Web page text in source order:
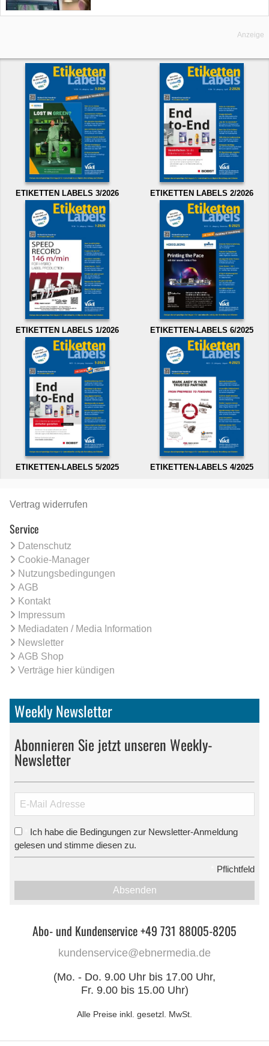
Anzeige
ETIKETTEN LABELS 3/2026 ETIKETTEN LABELS 2/2026
ETIKETTEN LABELS 1/2026 ETIKETTEN-LABELS 6/2025
ETIKETTEN-LABELS 5/2025 ETIKETTEN-LABELS 4/2025
Vertrag widerrufen
Service
Datenschutz
Cookie-Manager
Nutzungsbedingungen
AGB
Kontakt
Impressum
Mediadaten / Media Information
Newsletter
AGB Shop
Verträge hier kündigen
Weekly Newsletter
Abonnieren Sie jetzt unseren Weekly-
Newsletter
Ich habe die Bedingungen zur Newsletter-Anmeldung
gelesen und stimme diesen zu.
Pflichtfeld
Absenden
Abo- und Kundenservice +49 731 88005-8205
kundenservice@ebnermedia.de
(Mo. - Do. 9.00 Uhr bis 17.00 Uhr,
Fr. 9.00 bis 15.00 Uhr)
Alle Preise inkl. gesetzl. MwSt.